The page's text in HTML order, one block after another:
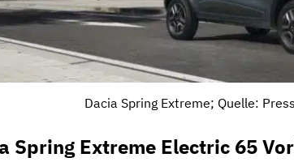
Dacia Spring Extreme; Quelle:
Spring Extreme Electric 65